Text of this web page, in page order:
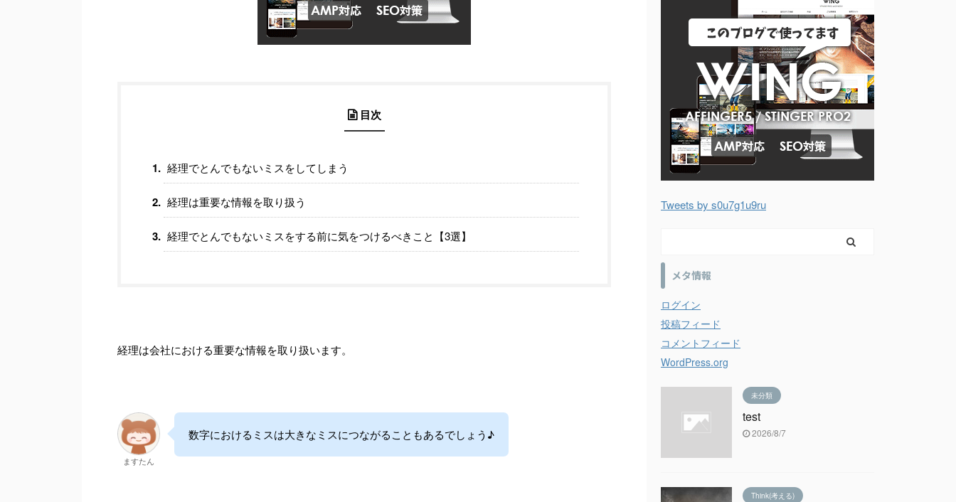
目次
経理でとんでもないミスをしてしまう
経理は重要な情報を取り扱う
経理でとんでもないミスをする前に気をつけるべきこと【3選】
経理は会社における重要な情報を取り扱います。
ますたん
数字におけるミスは大きなミスにつながることもあるでしょう♪
Tweets by s0u7g1u9ru
メタ情報
ログイン
投稿フィード
コメントフィード
WordPress.org
未分類
test
2026/8/7
Think(考える)